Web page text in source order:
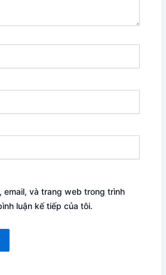
email, và trang web trong trình
luận kế tiếp của tôi.